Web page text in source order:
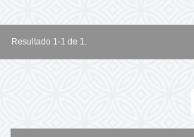
Resultado 1-1 de 1.